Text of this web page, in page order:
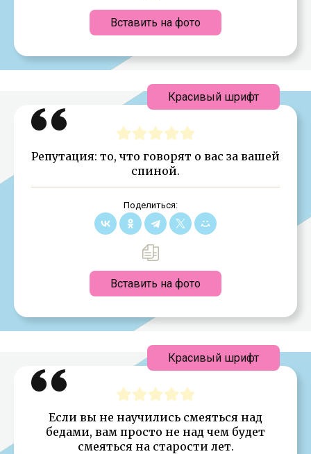
Вставить на фото
Репутация: то, что говорят о вас за вашей
спиной.
Поделиться:
Вставить на фото
Красивый шрифт
Если вы не научились смеяться над
бедами, вам просто не над чем будет
смеяться на старости лет.
Красивый шрифт